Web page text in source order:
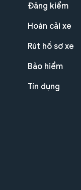
Đăng kiểm
Hoán cải xe
Rút hồ sơ xe
Bảo hiểm
Tín dụng